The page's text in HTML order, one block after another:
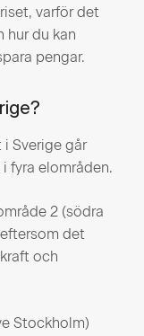
varför det
hur du kan
pengar.
Sverige går
fyra elområden.
2 (södra
det
och
Stockholm)